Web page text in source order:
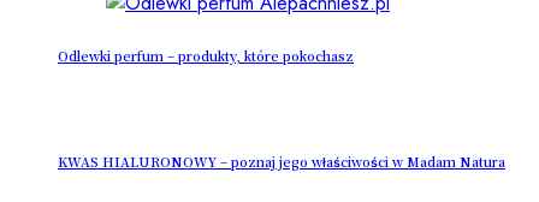
Odlewki perfum – produkty, które pokochasz
KWAS HIALURONOWY – poznaj jego właściwości w Madam Natura